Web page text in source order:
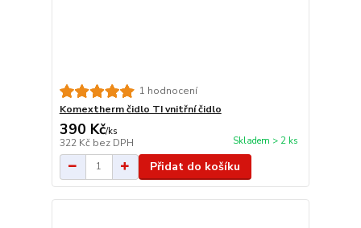
1 hodnocení
Komextherm čidlo TI vnitřní čidlo
390 Kč/ks
322 Kč bez DPH Skladem > 2 ks
Přidat do košíku